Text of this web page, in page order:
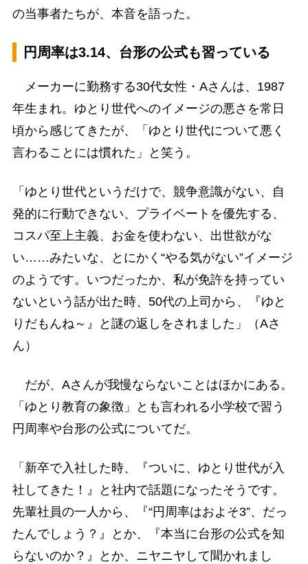
の当事者たちが、本音を語った。
円周率は3.14、台形の公式も習っている
メーカーに勤務する30代女性・Aさんは、1987
年生まれ。ゆとり世代へのイメージの悪さを常日
頃から感じてきたが、「ゆとり世代について悪く
言わることには慣れた」と笑う。
「ゆとり世代というだけで、競争意識がない、自
発的に行動できない、プライベートを優先する、
コスパ至上主義、お金を使わない、出世欲がな
い……みたいな、とにかく“やる気がない”イメージ
のようです。いつだったか、私が免許を持ってい
ないという話が出た時、50代の上司から、『ゆと
りだもんね～』と謎の返しをされました」（Aさ
ん）
だが、Aさんが我慢ならないことはほかにある。
「ゆとり教育の象徴」とも言われる小学校で習う
円周率や台形の公式についてだ。
「新卒で入社した時、『ついに、ゆとり世代が入
社してきた！』と社内で話題になったそうです。
先輩社員の一人から、『“円周率はおよそ3”、だっ
たんでしょう？』とか、『本当に台形の公式を知
らないのか？』とか、ニヤニヤして聞かれまし